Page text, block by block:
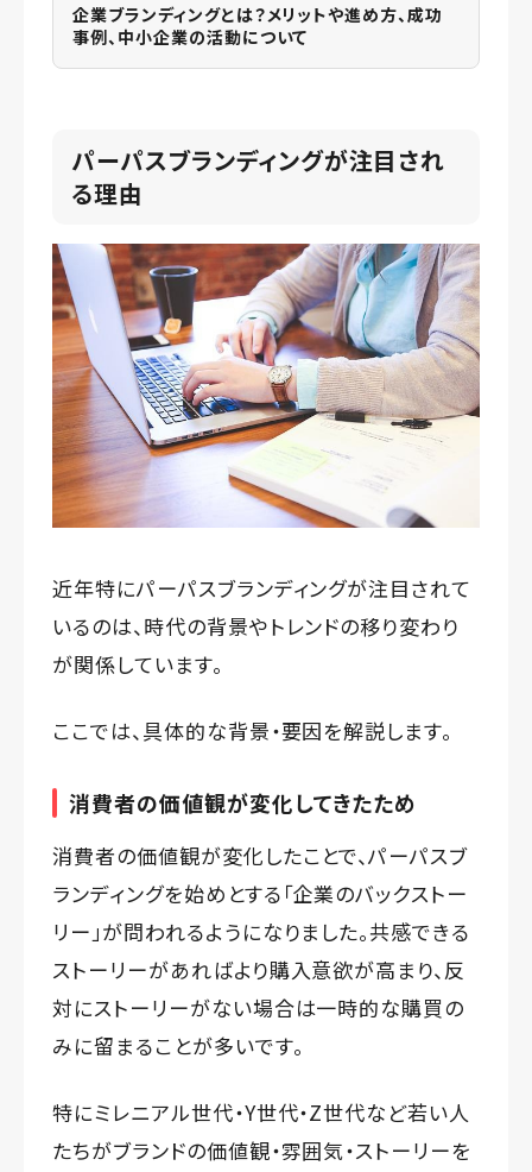
企業ブランディングとは？メリットや進め方、成功
事例、中小企業の活動について
パーパスブランディングが注目され
る理由
近年特にパーパスブランディングが注目されて
いるのは、時代の背景やトレンドの移り変わり
が関係しています。
ここでは、具体的な背景・要因を解説します。
消費者の価値観が変化してきたため
消費者の価値観が変化したことで、パーパスブ
ランディングを始めとする「企業のバックストー
リー」が問われるようになりました。共感できる
ストーリーがあればより購入意欲が高まり、反
対にストーリーがない場合は一時的な購買の
みに留まることが多いです。
特にミレニアル世代・Y世代・Z世代など若い人
たちがブランドの価値観・雰囲気・ストーリーを